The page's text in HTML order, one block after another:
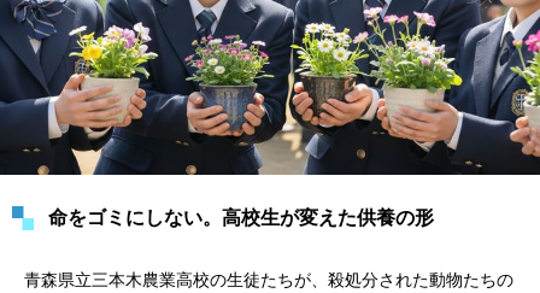
命をゴミにしない。高校生が変えた供養の形
青森県立三本木農業高校の生徒たちが、殺処分された動物たちの